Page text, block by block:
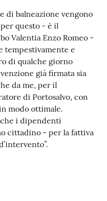
di balneazione vengono
questo - è il
Valentia Enzo Romeo -
tempestivamente e
di qualche giorno
già firmata sia
da me, per il
di Portosalvo, con
modo ottimale.
che i dipendenti
cittadino - per la fattiva